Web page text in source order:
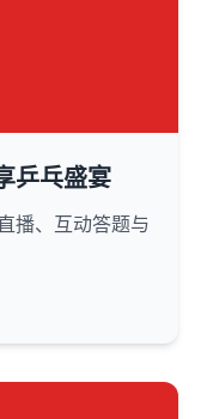
乒乓盛宴
播、互动答题与